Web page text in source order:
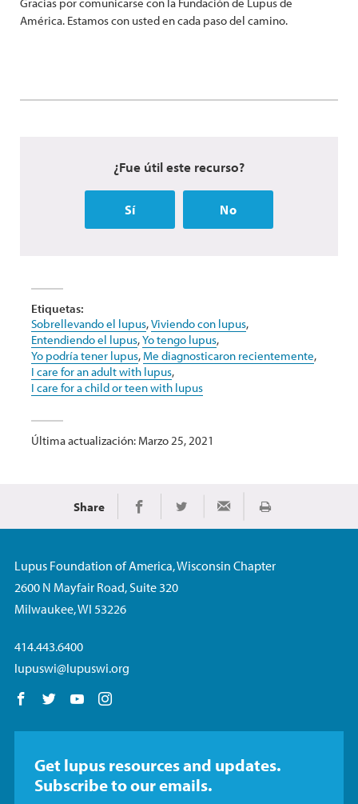
América. Estamos con usted en cada paso del camino.
¿Fue útil este recurso?
Sí No
Etiquetas:
Sobrellevando el lupus,Viviendo con lupus,
Entendiendo el lupus,Yo tengo lupus,
Yo podría tener lupus, Me diagnosticaron recientemente,
I care for an adult with lupus,
I care for a child or teen with lupus
Última actualización: Marzo 25, 2021
Share Share on Facebook
Share on TwitterShare via EmailImprimir
Lupus Foundation of America, Wisconsin Chapter
2600 N Mayfair Road, Suite 320
Milwaukee, WI 53226
414.443.6400
lupuswi@lupuswi.org
Follow us on Facebook
Follow us on Twitter
Follow us on YouTube
Get lupus resources and updates.
Subscribe to our emails.